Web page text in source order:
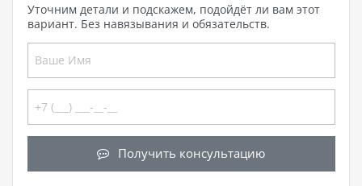
Уточним детали и подскажем, подойдёт ли вам этот
вариант. Без навязывания и обязательств.
Получить консультацию